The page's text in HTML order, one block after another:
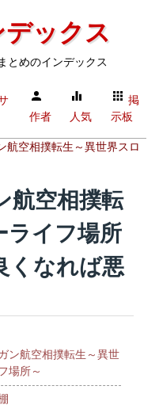
ックス
とめのインデックス
作者 人気
掲
示板
航空相撲転生～異世界スロ
航空相撲転
ライフ場所
なれば悪
ン航空相撲転生～異世
場所～